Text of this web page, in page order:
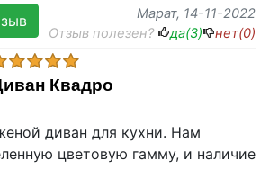
Марат, 14-11-2022
Отзыв полезен?
да(3) нет(0)
Квадро
диван для кухни. Нам
цветовую гамму, и наличие